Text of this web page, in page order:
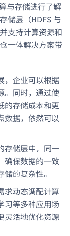
与存储进行了解
储层（HDFS 与
支持计算资源和
一体解决方案带
，企业可以根据
。同时，通过使
的存储成本和更
数据，依然可以
存储层中，同一
确保数据的一致
的复杂性。
求动态调配计算
习等多种应用场
灵活地优化资源